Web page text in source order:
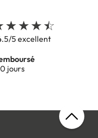
5 excellent
jours